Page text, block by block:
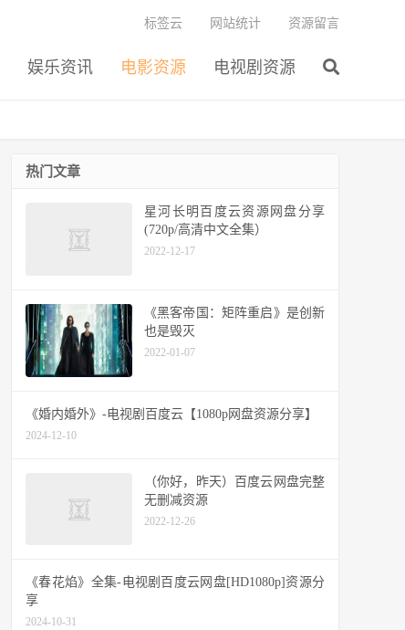
娱乐资讯 电影资源 电视剧资源
标签云 网站统计 资源留言
热门文章
星河长明百度云资源网盘分享
(720p/高清中文全集）
2022-12-17
《黑客帝国：矩阵重启》是创新
也是毁灭
2022-01-07
《婚内婚外》-电视剧百度云【1080p网盘资源分享】
2024-12-10
（你好，昨天）百度云网盘完整
无删减资源
2022-12-26
《春花焰》全集-电视剧百度云网盘[HD1080p]资源分
享
2024-10-31